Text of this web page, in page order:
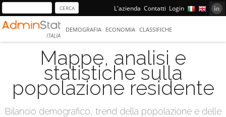
L'azienda Contatti Login
ITALIA
DEMOGRAFIA ECONOMIA CLASSIFICHE
Mappe, analisi e
statistiche sulla
popolazione residente
Bilancio demografico, trend della popolazione e delle